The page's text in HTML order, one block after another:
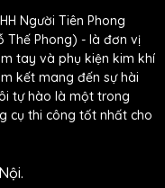
Người Tiên Phong
Thế Phong) - là đơn vị
tay và phụ kiện kim khí
kết mang đến sự hài
tự hào là một trong
cụ thi công tốt nhất cho